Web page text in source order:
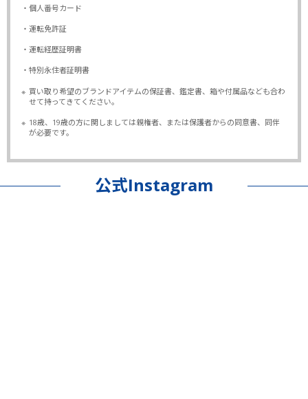
・個人番号カード
・運転免許証
・運転経歴証明書
・特別永住者証明書
※ 買い取り希望のブランドアイテムの保証書、鑑定書、箱や付属品なども合わ
せて持ってきてください。
※ 18歳、19歳の方に関しましては親権者、または保護者からの同意書、同伴
が必要です。
公式Instagram